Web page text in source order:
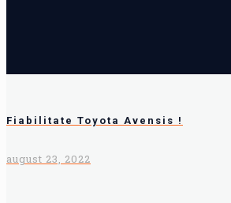
Fiabilitate Toyota Avensis !
august 23, 2022